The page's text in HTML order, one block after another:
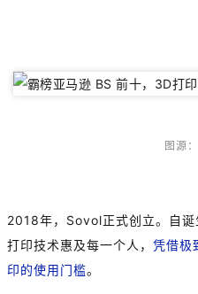
图源
2018年，Sovol正式创立。自
打印技术惠及每一个人， 凭借极
印的使用门槛。